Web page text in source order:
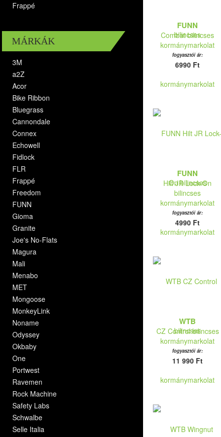
Frappé
MÁRKÁK
3M
a2Z
Acor
Bike Ribbon
Bluegrass
Cannondale
Connex
Echowell
Fidlock
FLR
Frappé
Freedom
FUNN
Gioma
Granite
Joe's No-Flats
Magura
Mali
Menabo
MET
Mongoose
MonkeyLink
Noname
Odyssey
Okbaby
One
Portwest
Ravemen
Rock Machine
Safety Labs
Schwalbe
Selle Italia
FUNN
Combat bilincses
kormánymarkolat
fogyasztói ár:
6990 Ft
FUNN
Hilt JR Lock-On
bilincses
kormánymarkolat
fogyasztói ár:
4990 Ft
WTB
CZ Control bilincses
kormánymarkolat
fogyasztói ár:
11 990 Ft